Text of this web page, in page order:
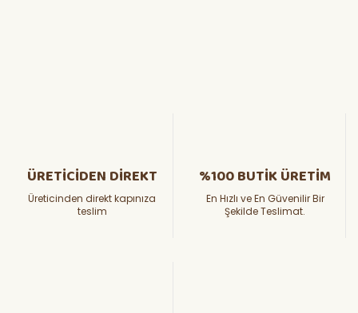
ÜRETİCİDEN DİREKT
Üreticinden direkt kapınıza
teslim
%100 BUTİK ÜRETİM
En Hızlı ve En Güvenilir Bir
Şekilde Teslimat.